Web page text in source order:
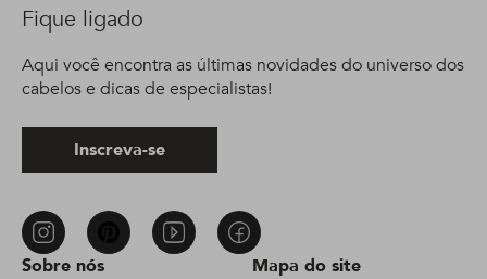
Sobre nós
Mapa do site
Fique ligado
Aqui você encontra as últimas novidades do universo dos
cabelos e dicas de especialistas!
Inscreva-se